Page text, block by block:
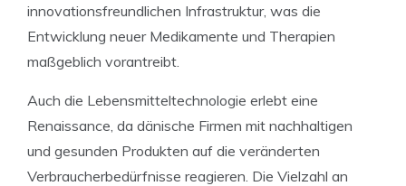
innovationsfreundlichen Infrastruktur, was die
Entwicklung neuer Medikamente und Therapien
maßgeblich vorantreibt.
Auch die Lebensmitteltechnologie erlebt eine
Renaissance, da dänische Firmen mit nachhaltigen
und gesunden Produkten auf die veränderten
Verbraucherbedürfnisse reagieren. Die Vielzahl an